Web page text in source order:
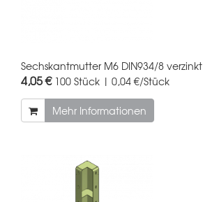
Sechskantmutter M6 DIN934/8 verzinkt
4,05 € 100 Stück | 0,04 €/Stück
Mehr Informationen